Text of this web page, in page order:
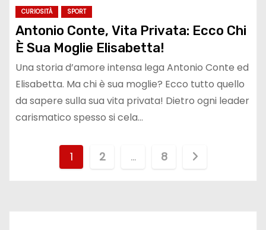
CURIOSITÀ SPORT
Antonio Conte, Vita Privata: Ecco Chi
È Sua Moglie Elisabetta!
Una storia d’amore intensa lega Antonio Conte ed
Elisabetta. Ma chi è sua moglie? Ecco tutto quello
da sapere sulla sua vita privata! Dietro ogni leader
carismatico spesso si cela…
1 2 … 8